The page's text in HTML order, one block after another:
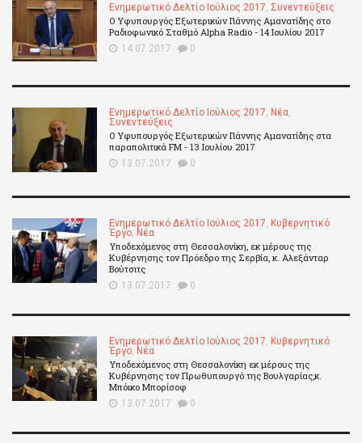
Ενημερωτικό Δελτίο Ιούλιος 2017 Συνεντεύξεις
Ο Υφυπουργός Εξωτερικών Γιάννης Αμανατίδης στο
Ραδιοφωνικό Σταθμό Alpha Radio - 14 Ιουλίου 2017
14.07.2017 0
Ενημερωτικό Δελτίο Ιούλιος 2017 Νέα
Συνεντεύξεις
Ο Υφυπουργός Εξωτερικών Γιάννης Αμανατίδης στα
παραπολιτικά FM - 13 Ιουλίου 2017
13.07.2017 0
Ενημερωτικό Δελτίο Ιούλιος 2017 Κυβερνητικό
Έργο Νέα
Υποδεχόμενος στη Θεσσαλονίκη, εκ μέρους της
Κυβέρνησης τον Πρόεδρο της Σερβία, κ. Αλεξάνταρ
Βούτσιτς
13.07.2017 0
Ενημερωτικό Δελτίο Ιούλιος 2017 Κυβερνητικό
Έργο Νέα
Υποδεχόμενος στη Θεσσαλονίκη εκ μέρους της
Κυβέρνησης τον Πρωθυπουργό της Βουλγαρίας,κ.
Μπόικο Μπορίσοφ
13.07.2017 0